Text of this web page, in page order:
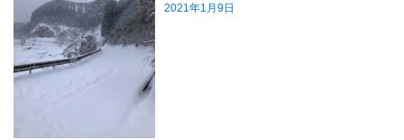
2021年1月9日